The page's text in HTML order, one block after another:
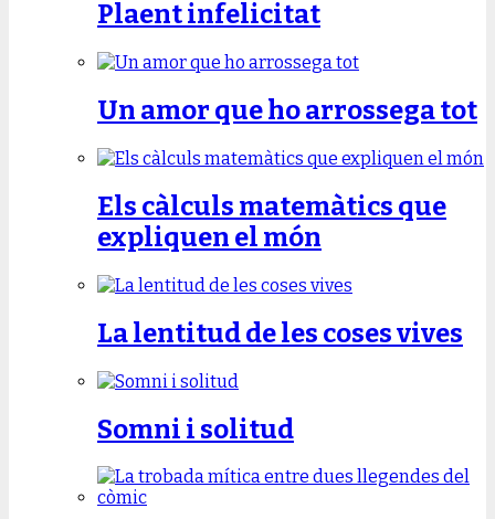
Plaent infelicitat
Un amor que ho arrossega tot
Els càlculs matemàtics que
expliquen el món
La lentitud de les coses vives
Somni i solitud